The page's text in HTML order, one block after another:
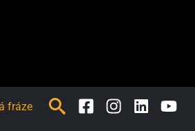
FacebookInstagramLinkedInYoutube